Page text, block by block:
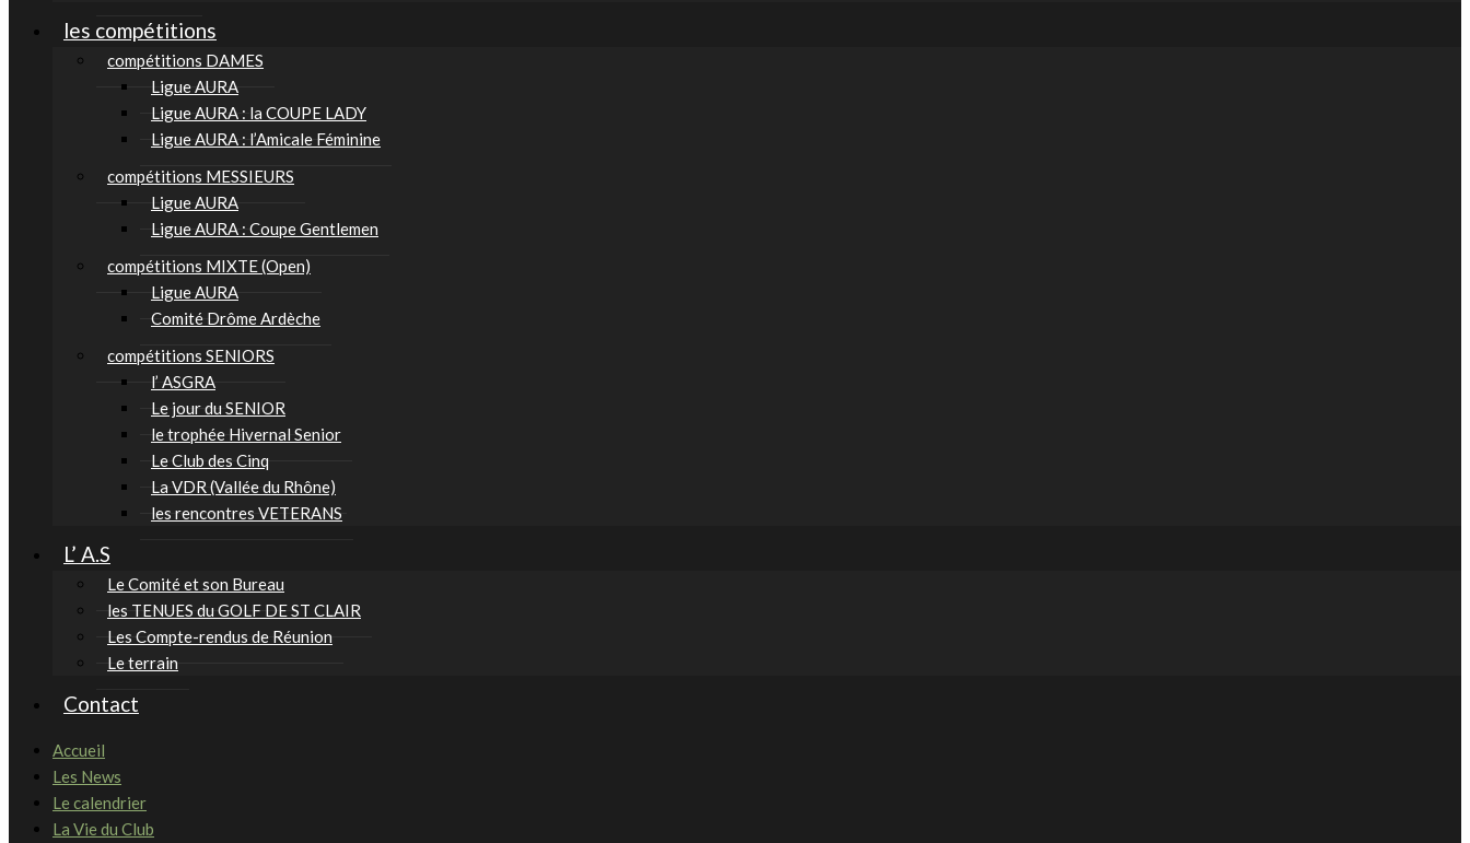
les compétitions
compétitions DAMES
Ligue AURA
Ligue AURA : la COUPE LADY
Ligue AURA : l’Amicale Féminine
compétitions MESSIEURS
Ligue AURA
Ligue AURA : Coupe Gentlemen
compétitions MIXTE (Open)
Ligue AURA
Comité Drôme Ardèche
compétitions SENIORS
l’ ASGRA
Le jour du SENIOR
le trophée Hivernal Senior
Le Club des Cinq
La VDR (Vallée du Rhône)
les rencontres VETERANS
L’ A.S
Le Comité et son Bureau
les TENUES du GOLF DE ST CLAIR
Les Compte-rendus de Réunion
Le terrain
Contact
Accueil
Les News
Le calendrier
La Vie du Club